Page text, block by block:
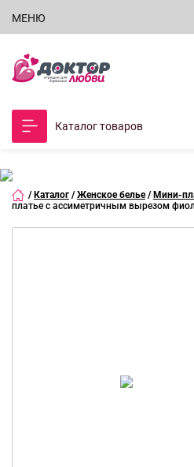
МЕНЮ
Каталог товаров
/ Каталог / Женское белье / Мини-
платье с ассиметричным вырезом